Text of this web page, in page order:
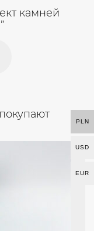
камней
PLN
USD
EUR